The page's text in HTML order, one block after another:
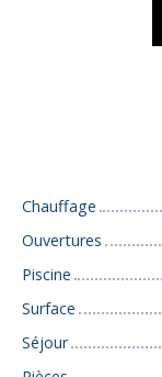
Chauffage
Ouvertures
Piscine
Surface
Séjour